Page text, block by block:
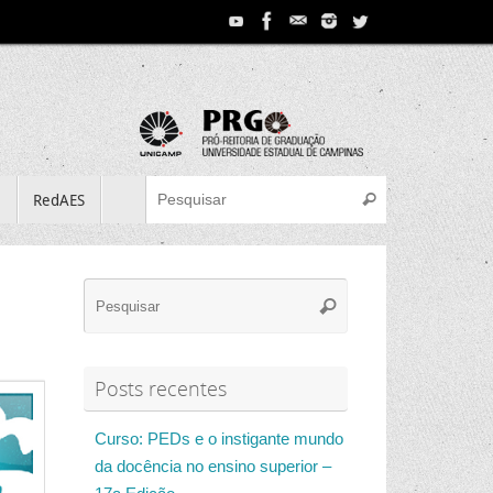
RedAES
Search for:
Pesquisar
Pesquisar
Posts recentes
Curso: PEDs e o instigante mundo
da docência no ensino superior –